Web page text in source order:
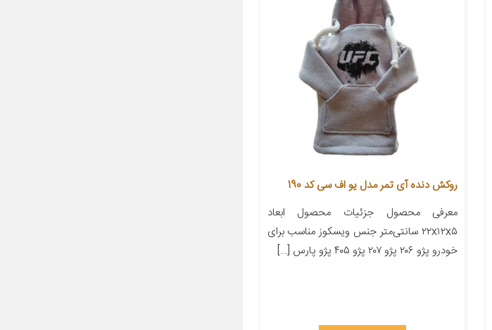
روکش دنده آی تمر مدل یو اف سی کد 190
معرفی محصول جزئیات محصول ابعاد
۲۲x۱۲x۵ سانتی‌متر جنس ویسکوز مناسب برای
خودرو پژو ۲۰۶ پژو ۲۰۷ پژو ۴۰۵ پژو پارس […]